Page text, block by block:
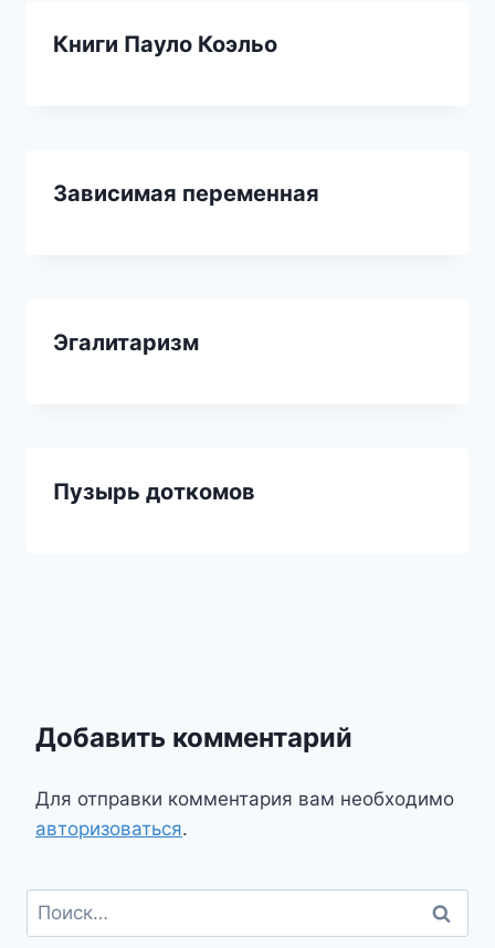
Книги Пауло Коэльо
Зависимая переменная
Эгалитаризм
Пузырь доткомов
Добавить комментарий
Для отправки комментария вам необходимо
авторизоваться.
Найти: